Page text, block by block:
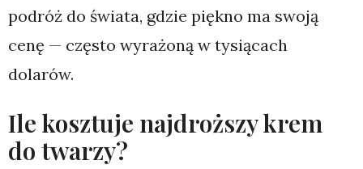
podróż do świata, gdzie piękno ma swoją
cenę — często wyrażoną w tysiącach
dolarów.
Ile kosztuje najdroższy krem
do twarzy?